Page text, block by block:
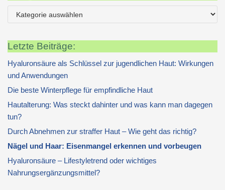
Letzte Beiträge:
Hyaluronsäure als Schlüssel zur jugendlichen Haut: Wirkungen
und Anwendungen
Die beste Winterpflege für empfindliche Haut
Hautalterung: Was steckt dahinter und was kann man dagegen
tun?
Durch Abnehmen zur straffer Haut – Wie geht das richtig?
Nägel und Haar: Eisenmangel erkennen und vorbeugen
Hyaluronsäure – Lifestyletrend oder wichtiges
Nahrungsergänzungsmittel?